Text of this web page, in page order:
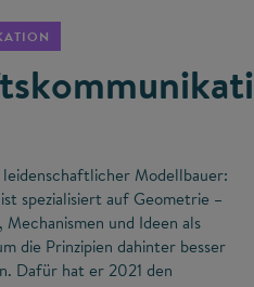
Modellbauer:
spezialisiert auf Geometrie –
und Ideen als
die Prinzipien dahinter besser
Dafür hat er 2021 den